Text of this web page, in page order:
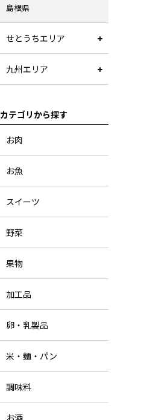
島根県
せとうちエリア
九州エリア
カテゴリから探す
お肉
お魚
スイーツ
野菜
果物
加工品
卵・乳製品
米・麺・パン
調味料
お酒